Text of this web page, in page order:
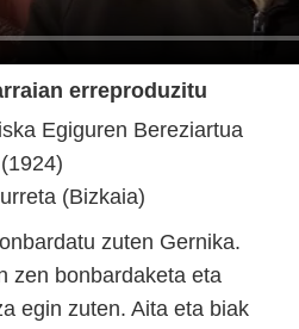
erreproduzitu
Egiguren Bereziartua
(1924)
(Bizkaia)
zuten Gernika.
zen bonbardaketa eta
egin zuten. Aita eta biak